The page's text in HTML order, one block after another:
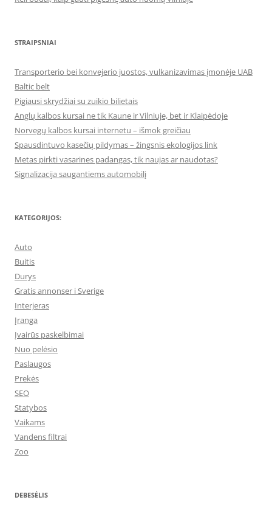
STRAIPSNIAI
Transporterio bei konvejerio juostos, vulkanizavimas įmonėje UAB
Baltic belt
Pigiausi skrydžiai su zuikio bilietais
Anglų kalbos kursai ne tik Kaune ir Vilniuje, bet ir Klaipėdoje
Norvegų kalbos kursai internetu – išmok greičiau
Spausdintuvo kasečių pildymas – žingsnis ekologijos link
Metas pirkti vasarines padangas, tik naujas ar naudotas?
Signalizacija saugantiems automobilį
KATEGORIJOS:
Auto
Buitis
Durys
Gratis annonser i Sverige
Interjeras
Įranga
Įvairūs paskelbimai
Nuo pelėsio
Paslaugos
Prekės
SEO
Statybos
Vaikams
Vandens filtrai
Zoo
DEBESĖLIS